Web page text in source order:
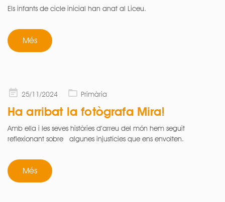
Els infants de cicle inicial han anat al Liceu.
Més
Posted25/11/2024 Primària
Ha arribat la fotògrafa Mira!
Amb ella i les seves històries d’arreu del món hem seguit
reflexionant sobre algunes injustícies que ens envolten.
Més